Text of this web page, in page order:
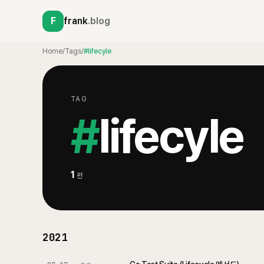
F frank.blog
Home/Tags/#lifecyle
TAG
#lifecyle
1 편
2021